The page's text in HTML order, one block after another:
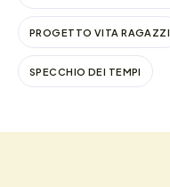
PROGETTO VITA RAGAZZI
SPECCHIO DEI TEMPI